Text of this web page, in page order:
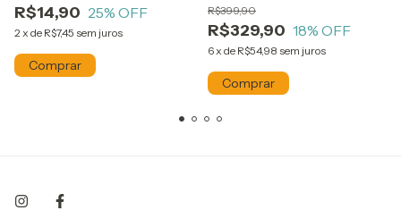
R$14,90 25% OFF
2 x de R$7,45 sem juros
Petisqueira)
R$329,90
R$399,90
18% OFF
6x de R$54,98 sem juros